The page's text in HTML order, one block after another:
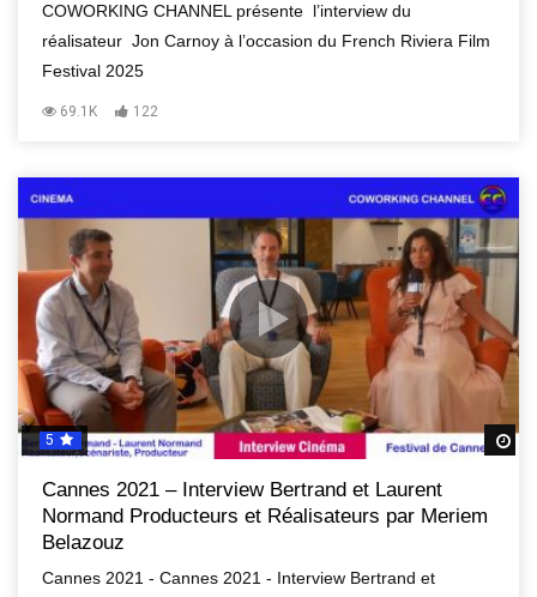
COWORKING CHANNEL présente l’interview du
réalisateur Jon Carnoy à l’occasion du French Riviera Film
Festival 2025
69.1K 122
5
Cannes 2021 – Interview Bertrand et Laurent
Normand Producteurs et Réalisateurs par Meriem
Belazouz
Cannes 2021 - Cannes 2021 - Interview Bertrand et